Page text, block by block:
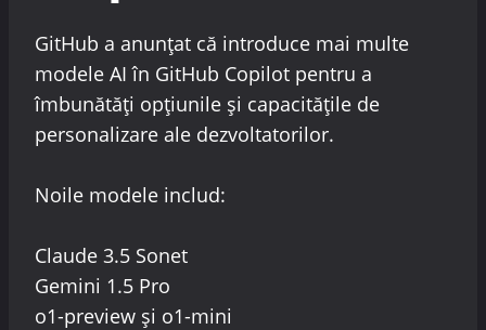
GitHub a anunțat că introduce mai multe
modele AI în GitHub Copilot pentru a
îmbunătăți opțiunile și capacitățile de
personalizare ale dezvoltatorilor.
Noile modele includ:
Claude 3.5 Sonet
Gemini 1.5 Pro
o1-preview și o1-mini